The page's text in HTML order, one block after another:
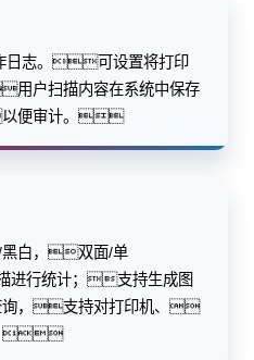
日志。可设置将打印
户扫描内容在系统中保存
以便审计。
白，双面/单
行统计；支持生成图
，支持对打印机、
。